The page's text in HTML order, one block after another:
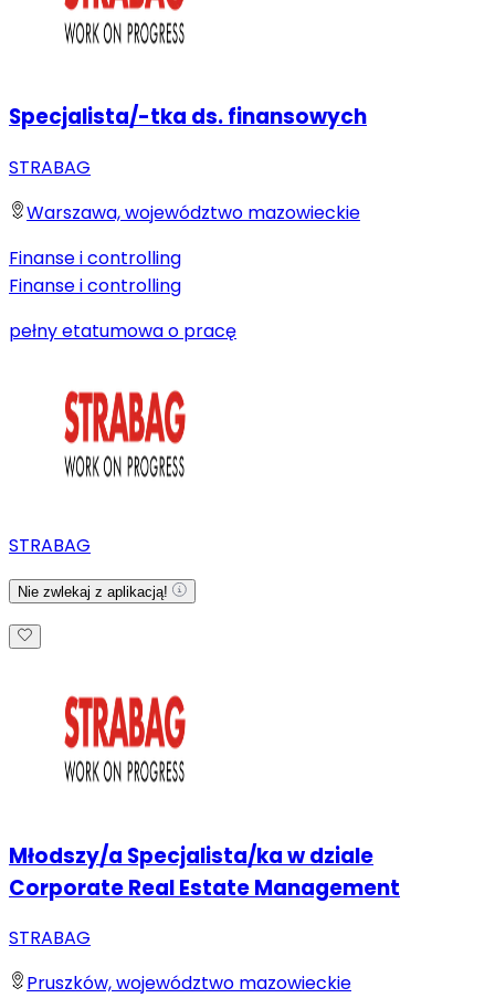
Specjalista/-tka ds. finansowych
STRABAG
Warszawa, województwo mazowieckie
Finanse i controlling
Finanse i controlling
pełny etatumowa o pracę
STRABAG
Nie zwlekaj z aplikacją!
Młodszy/a Specjalista/ka w dziale
Corporate Real Estate Management
STRABAG
Pruszków, województwo mazowieckie